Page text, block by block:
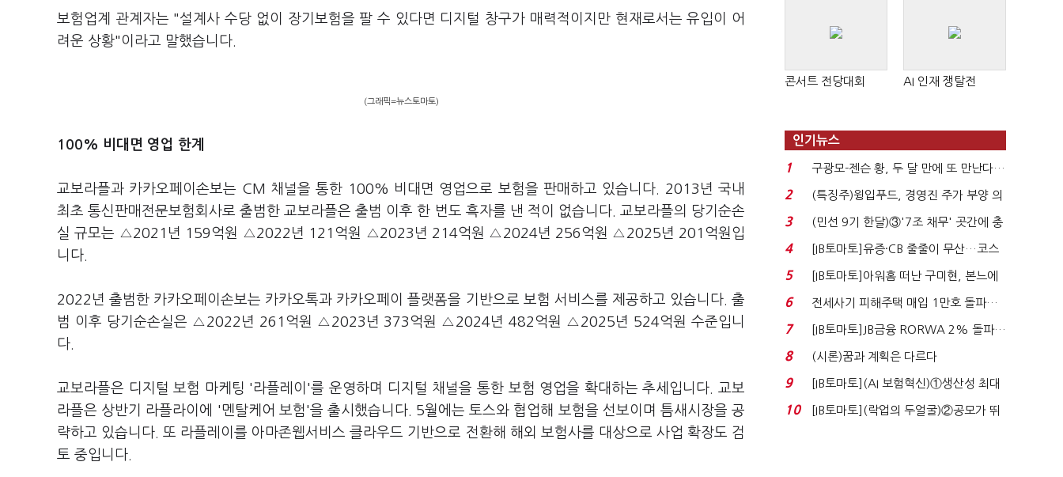
보험업계 관계자는 "설계사 수당 없이 장기보험을 팔 수 있다면 디지털 창구가 매력적이지만 현재로서는 유입이 어
려운 상황"이라고 말했습니다.
(그래픽=뉴스토마토)
100% 비대면 영업 한계
교보라플과 카카오페이손보는 CM 채널을 통한 100% 비대면 영업으로 보험을 판매하고 있습니다. 2013년 국내
최초 통신판매전문보험회사로 출범한 교보라플은 출범 이후 한 번도 흑자를 낸 적이 없습니다. 교보라플의 당기순손
실 규모는 △2021년 159억원 △2022년 121억원 △2023년 214억원 △2024년 256억원 △2025년 201억원입
니다.
2022년 출범한 카카오페이손보는 카카오톡과 카카오페이 플랫폼을 기반으로 보험 서비스를 제공하고 있습니다. 출
범 이후 당기순손실은 △2022년 261억원 △2023년 373억원 △2024년 482억원 △2025년 524억원 수준입니
다.
교보라플은 디지털 보험 마케팅 '라플레이'를 운영하며 디지털 채널을 통한 보험 영업을 확대하는 추세입니다. 교보
라플은 상반기 라플라이에 '멘탈케어 보험'을 출시했습니다. 5월에는 토스와 협업해 보험을 선보이며 틈새시장을 공
략하고 있습니다. 또 라플레이를 아마존웹서비스 클라우드 기반으로 전환해 해외 보험사를 대상으로 사업 확장도 검
토 중입니다.
콘서트 전당대회 AI 인재 쟁탈전
인기뉴스
1
구광모-젠슨 황, 두 달 만에 또 만난다…
로봇·AI 등 논...
2
(특징주)윙입푸드, 경영진 주가 부양 의
지에 상한가...
3
(민선 9기 한달)③'7조 채무' 곳간에 충
격…추미애, 20년...
4
[IB토마토]유증·CB 줄줄이 무산…코스
닥 벌점 급증에 ...
5
[IB토마토]아워홈 떠난 구미현, 본느에
340억 베팅…가...
6
전세사기 피해주택 매입 1만호 돌파…
누적 피해자 4만2...
7
[IB토마토]JB금융 RORWA 2% 돌파…
실적 견인은 은행 ...
8 (시론)꿈과 계획은 다르다
9
[IB토마토](AI 보험혁신)①생산성 최대
80% 개선…현실...
10
[IB토마토](락업의 두얼굴)②공모가 뛰